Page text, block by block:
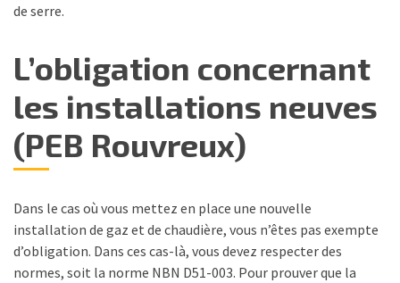
de serre.
L’obligation concernant
les installations neuves
(PEB Rouvreux)
Dans le cas où vous mettez en place une nouvelle
installation de gaz et de chaudière, vous n’êtes pas exempte
d’obligation. Dans ces cas-là, vous devez respecter des
normes, soit la norme NBN D51-003. Pour prouver que la